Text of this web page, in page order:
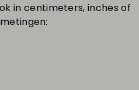
in centimeters, inches of